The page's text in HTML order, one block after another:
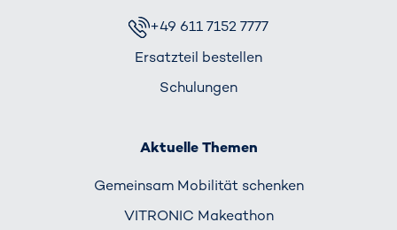
+49 611 7152 7777
Ersatzteil bestellen
Schulungen
Aktuelle Themen
Gemeinsam Mobilität schenken
VITRONIC Makeathon